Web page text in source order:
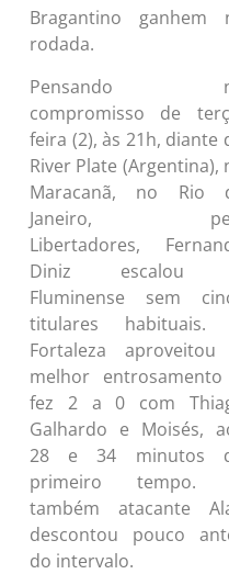
Bragantino ganhem
rodada.
Pensando
compromisso de
feira (2), às 21h, diante
River Plate (Argentina),
Maracanã, no Rio
Janeiro,
Libertadores,
Diniz escalou
Fluminense sem
titulares habituais.
Fortaleza
melhor
fez 2 a 0 com
Galhardo e Moisés,
28 e 34 minutos
primeiro tempo.
também atacante
descontou pouco
do intervalo.